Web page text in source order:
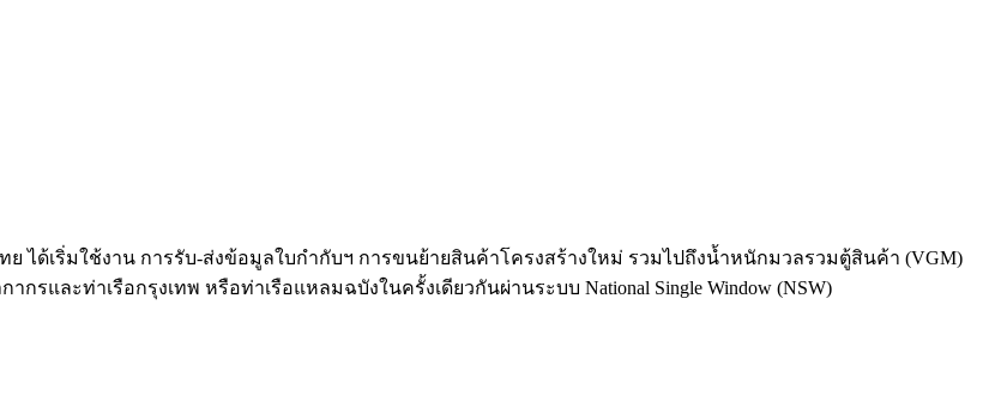
ย ได้เริ่มใช้งาน การรับ-ส่งข้อมูลใบกำกับฯ การขนย้ายสินค้าโครงสร้างใหม่ รวมไปถึงน้ำหนักมวลรวมตู้สินค้า (VGM)
รและท่าเรือกรุงเทพ หรือท่าเรือแหลมฉบังในครั้งเดียวกันผ่านระบบ National Single Window (NSW)